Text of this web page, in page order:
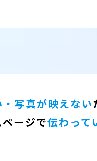
写真が映えない
ージで伝わって